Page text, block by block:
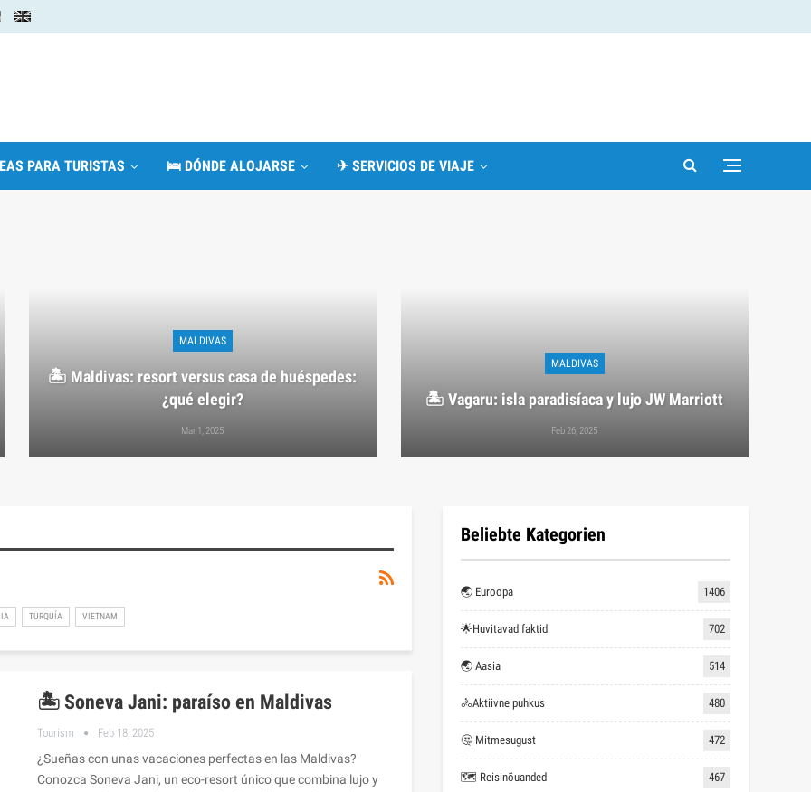
PARA TURISTAS 🛌 DÓNDE ALOJARSE ✈ SERVICIOS DE VIAJE
MALDIVAS
🏝️ Maldivas: resort versus casa de huéspedes:
¿qué elegir?
Mar 1, 2025
MALDIVAS
🏝️ Vagaru: isla paradisíaca y lujo JW Marriott
Feb 26, 2025
TURQUÍA VIETNAM
🏝️ Soneva Jani: paraíso en Maldivas
Tourism Feb 18, 2025
¿Sueñas con unas vacaciones perfectas en las Maldivas?
Conozca Soneva Jani, un eco-resort único que combina lujo y
Beliebte Kategorien
🌏 Euroopa 1406
🌟Huvitavad faktid 702
🌏 Aasia 514
🚴Aktiivne puhkus 480
🤔 Mitmesugust 472
🗺 Reisinõuanded 467